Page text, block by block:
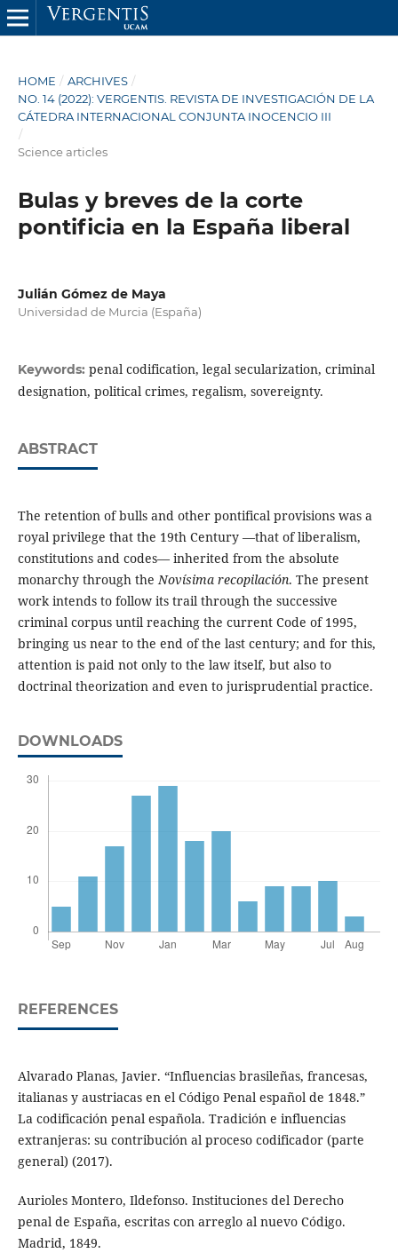
HOME / ARCHIVES /
NO. 14 (2022): VERGENTIS. REVISTA DE INVESTIGACIÓN DE LA
CÁTEDRA INTERNACIONAL CONJUNTA INOCENCIO III
/
Science articles
Bulas y breves de la corte
pontificia en la España liberal
Julián Gómez de Maya
Universidad de Murcia (España)
Keywords: penal codification, legal secularization, criminal
designation, political crimes, regalism, sovereignty.
ABSTRACT
The retention of bulls and other pontifical provisions was a
royal privilege that the 19th Century ―that of liberalism,
constitutions and codes― inherited from the absolute
monarchy through theNovísima recopilación. The present
work intends to follow its trail through the successive
criminal corpus until reaching the current Code of 1995,
bringing us near to the end of the last century; and for this,
attention is paid not only to the law itself, but also to
doctrinal theorization and even to jurisprudential practice.
DOWNLOADS
REFERENCES
Alvarado Planas, Javier. “Influencias brasileñas, francesas,
italianas y austriacas en el Código Penal español de 1848.”
La codificación penal española. Tradición e influencias
extranjeras: su contribución al proceso codificador (parte
general) (2017).
Aurioles Montero, Ildefonso. Instituciones del Derecho
penal de España, escritas con arreglo al nuevo Código.
Madrid, 1849.